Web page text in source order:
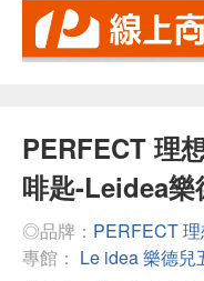
PERFECT 理
啡匙-Leidea樂
◎品牌： PERFECT
專館： Le idea 樂德兒